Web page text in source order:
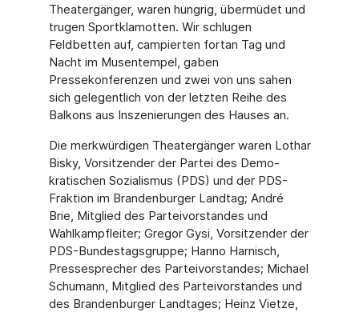
Theatergänger, waren hungrig, übermüdet und
trugen Sportklamotten. Wir schlugen
Feldbetten auf, campierten fortan Tag und
Nacht im Musentempel, gaben
Pressekonferenzen und zwei von uns sahen
sich gelegentlich von der letzten Reihe des
Balkons aus Inszenierungen des Hauses an.
Die merkwürdigen Theatergänger waren Lothar
Bisky, Vorsitzender der Partei des Demo­
kratischen Sozialismus (PDS) und der PDS-
Fraktion im Brandenburger Landtag; André
Brie, Mitglied des Parteivorstandes und
Wahlkampfleiter; Gregor Gysi, Vorsitzender der
PDS-Bundestagsgruppe; Hanno Harnisch,
Pressesprecher des Parteivorstandes; Micha­el
Schumann, Mitglied des Parteivorstandes und
des Brandenburger Landtages; Heinz Vietze,